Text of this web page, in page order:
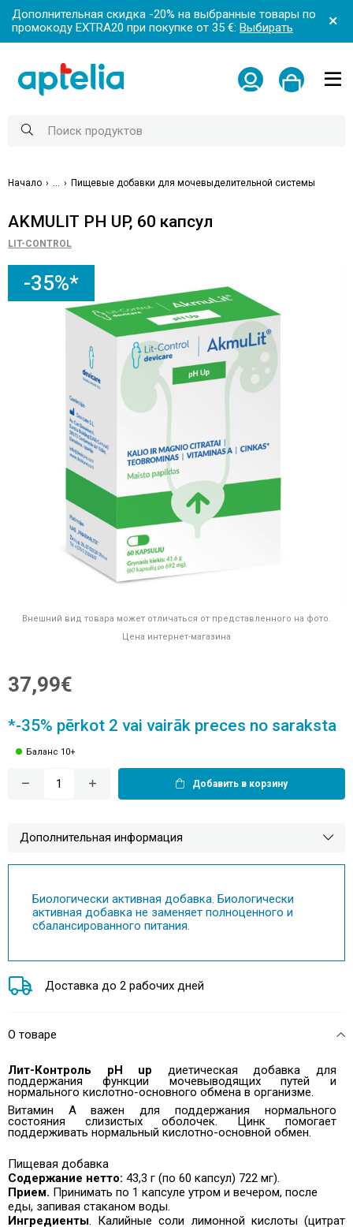
Дополнительная скидка -20% на выбранные товары по
промокоду EXTRA20 при покупке от 35 €: Выбирать
Начало Пищевые добавки для мочевыделительной системы
AKMULIT PH UP, 60 капсул
LIT-CONTROL
-35%*
Внешний вид товара может отличаться от представленного на фото.
Цена интернет-магазина
37,99€
*-35% pērkot 2 vai vairāk preces no saraksta
Баланс 10+
Добавить в корзину
Дополнительная информация
Биологически активная добавка. Биологически
активная добавка не заменяет полноценного и
сбалансированного питания.
Доставка до 2 рабочих дней
О товаре
Лит-Контроль pH up диетическая добавка для
поддержания функции мочевыводящих путей и
нормального кислотно-основного обмена в организме.
Витамин А важен для поддержания нормального
состояния слизистых оболочек. Цинк помогает
поддерживать нормальный кислотно-основной обмен.
Пищевая добавка
Содержание нетто: 43,3 г (по 60 капсул) 722 мг).
Прием. Принимать по 1 капсуле утром и вечером, после
еды, запивая стаканом воды.
Ингредиенты. Калийные соли лимонной кислоты (цитрат